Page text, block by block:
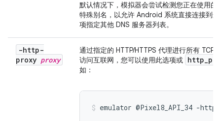
默认情况下，模拟器会尝试检测您正在使用
特殊别名，以允许 Android 系统直接连接到
项指定其他 DNS 服务器列表。
-http-
proxy proxy
通过指定的 HTTP/HTTPS 代理进行所有 TCP
访问互联网，您可以使用此选项或 http_
如：
emulator @Pixel8_API_34 -